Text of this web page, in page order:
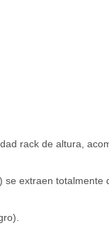
rack de altura,
se extraen totalmente